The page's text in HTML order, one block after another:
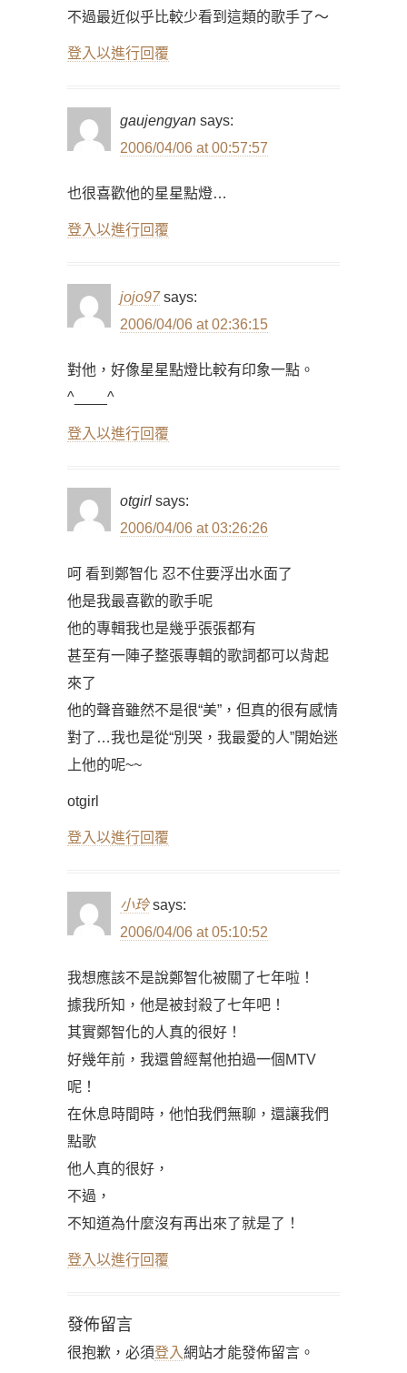
不過最近似乎比較少看到這類的歌手了～
登入以進行回覆
gaujengyan says:
2006/04/06 at 00:57:57
也很喜歡他的星星點燈…
登入以進行回覆
jojo97 says:
2006/04/06 at 02:36:15
對他，好像星星點燈比較有印象一點。
^____^
登入以進行回覆
otgirl says:
2006/04/06 at 03:26:26
呵 看到鄭智化 忍不住要浮出水面了
他是我最喜歡的歌手呢
他的專輯我也是幾乎張張都有
甚至有一陣子整張專輯的歌詞都可以背起
來了
他的聲音雖然不是很“美”，但真的很有感情
對了…我也是從“別哭，我最愛的人”開始迷
上他的呢~~
otgirl
登入以進行回覆
小玲 says:
2006/04/06 at 05:10:52
我想應該不是說鄭智化被關了七年啦！
據我所知，他是被封殺了七年吧！
其實鄭智化的人真的很好！
好幾年前，我還曾經幫他拍過一個MTV
呢！
在休息時間時，他怕我們無聊，還讓我們
點歌
他人真的很好，
不過，
不知道為什麼沒有再出來了就是了！
登入以進行回覆
發佈留言
很抱歉，必須登入網站才能發佈留言。